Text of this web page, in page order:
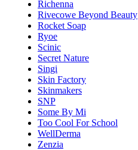
Richenna
Rivecowe Beyond Beauty
Rocket Soap
Ryoe
Scinic
Secret Nature
Singi
Skin Factory
Skinmakers
SNP
Some By Mi
Too Cool For School
WellDerma
Zenzia